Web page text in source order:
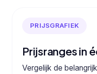
PRIJSGRAFIEK
Prijsranges in
Vergelijk de